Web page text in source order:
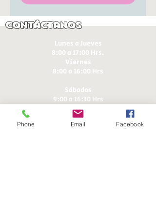
Contáctanos
Lunes a Jueves
8:00 a 17:00 Hrs.
Viernes
8:00 a 16:00 Hrs​
Sábados
9:00 a 16:30 Hrs
Domingos
9:00 a 14:30 Hrs
Phone Email Facebook